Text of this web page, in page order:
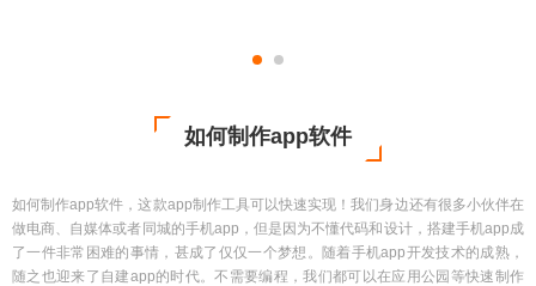
如何制作app软件
如何制作app软件，这款app制作工具可以快速实现！我们身边还有很多小伙伴在
做电商、自媒体或者同城的手机app，但是因为不懂代码和设计，搭建手机app成
了一件非常困难的事情，甚成了仅仅一个梦想。随着手机app开发技术的成熟，
随之也迎来了自建app的时代。不需要编程，我们都可以在应用公园等快速制作